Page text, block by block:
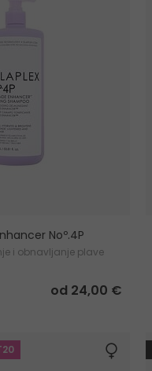
Noº.4P
i obnavljanje plave
od 24,00 €